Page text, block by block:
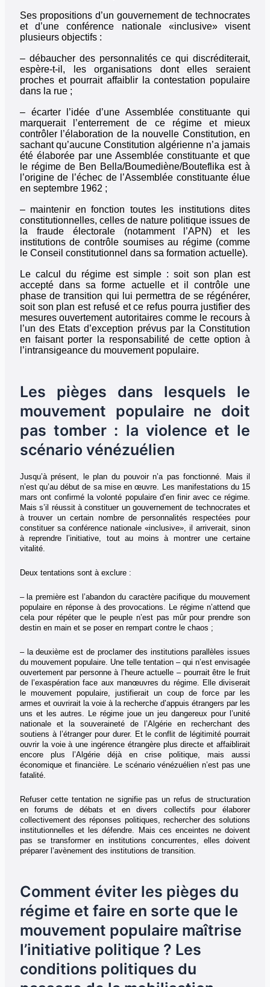
Ses propositions d’un gouvernement de technocrates
et d’une conférence nationale «inclusive» visent
plusieurs objectifs :
– débaucher des personnalités ce qui discréditerait,
espère-t-il, les organisations dont elles seraient
proches et pourrait affaiblir la contestation populaire
dans la rue ;
– écarter l’idée d’une Assemblée constituante qui
marquerait l’enterrement de ce régime et mieux
contrôler l’élaboration de la nouvelle Constitution, en
sachant qu’aucune Constitution algérienne n’a jamais
été élaborée par une Assemblée constituante et que
le régime de Ben Bella/Boumediène/Bouteflika est à
l’origine de l’échec de l’Assemblée constituante élue
en septembre 1962 ;
– maintenir en fonction toutes les institutions dites
constitutionnelles, celles de nature politique issues de
la fraude électorale (notamment l’APN) et les
institutions de contrôle soumises au régime (comme
le Conseil constitutionnel dans sa formation actuelle).
Le calcul du régime est simple : soit son plan est
accepté dans sa forme actuelle et il contrôle une
phase de transition qui lui permettra de se régénérer,
soit son plan est refusé et ce refus pourra justifier des
mesures ouvertement autoritaires comme le recours à
l’un des Etats d’exception prévus par la Constitution
en faisant porter la responsabilité de cette option à
l’intransigeance du mouvement populaire.
Les pièges dans lesquels le
mouvement populaire ne doit
pas tomber : la violence et le
scénario vénézuélien
Jusqu’à présent, le plan du pouvoir n’a pas fonctionné. Mais il
n’est qu’au début de sa mise en œuvre. Les manifestations du 15
mars ont confirmé la volonté populaire d’en finir avec ce régime.
Mais s’il réussit à constituer un gouvernement de technocrates et
à trouver un certain nombre de personnalités respectées pour
constituer sa conférence nationale «inclusive», il arriverait, sinon
à reprendre l’initiative, tout au moins à montrer une certaine
vitalité.
Deux tentations sont à exclure :
– la première est l’abandon du caractère pacifique du mouvement
populaire en réponse à des provocations. Le régime n’attend que
cela pour répéter que le peuple n’est pas mûr pour prendre son
destin en main et se poser en rempart contre le chaos ;
– la deuxième est de proclamer des institutions parallèles issues
du mouvement populaire. Une telle tentation – qui n’est envisagée
ouvertement par personne à l’heure actuelle – pourrait être le fruit
de l’exaspération face aux manœuvres du régime. Elle diviserait
le mouvement populaire, justifierait un coup de force par les
armes et ouvrirait la voie à la recherche d’appuis étrangers par les
uns et les autres. Le régime joue un jeu dangereux pour l’unité
nationale et la souveraineté de l’Algérie en recherchant des
soutiens à l’étranger pour durer. Et le conflit de légitimité pourrait
ouvrir la voie à une ingérence étrangère plus directe et affaiblirait
encore plus l’Algérie déjà en crise politique, mais aussi
économique et financière. Le scénario vénézuélien n’est pas une
fatalité.
Refuser cette tentation ne signifie pas un refus de structuration
en forums de débats et en divers collectifs pour élaborer
collectivement des réponses politiques, rechercher des solutions
institutionnelles et les défendre. Mais ces enceintes ne doivent
pas se transformer en institutions concurrentes, elles doivent
préparer l’avènement des institutions de transition.
Comment éviter les pièges du
régime et faire en sorte que le
mouvement populaire maîtrise
l’initiative politique ? Les
conditions politiques du